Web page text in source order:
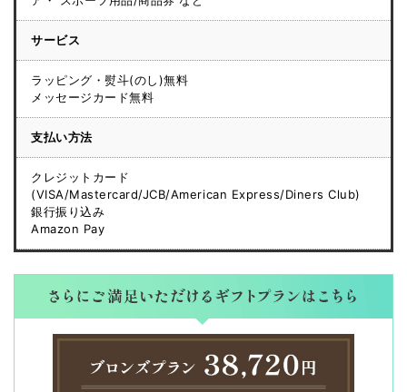
サービス
ラッピング・熨斗(のし)無料
メッセージカード無料
支払い方法
クレジットカード
(VISA/Mastercard/JCB/American Express/Diners Club)
銀行振り込み
Amazon Pay